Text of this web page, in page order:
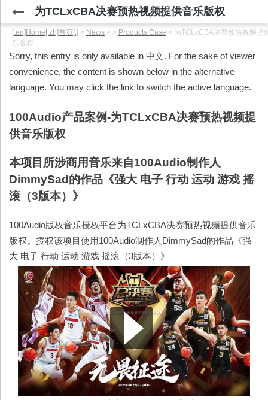
为TCLxCBA决赛预热视频提供音乐版权
[:en]Home[:zh]首页[:] > News > > Products Case > 为TCLxCBA决赛预热视频提
乐版权
Sorry, this entry is only available in 中文. For the sake of viewer
convenience, the content is shown below in the alternative
language. You may click the link to switch the active language.
100Audio产品案例-为TCLxCBA决赛预热视频提
供音乐版权
本项目所涉商用音乐来自100Audio制作人
DimmySad的作品《强大 电子 行动 运动 游戏 摇
滚（3版本）》
100Audio版权音乐授权平台为TCLxCBA决赛预热视频提供音乐
版权。授权该项目使用100Audio制作人DimmySad的作品《强
大 电子 行动 运动 游戏 摇滚（3版本）》